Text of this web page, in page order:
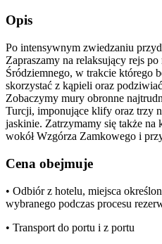
Opis
Po intensywnym zwiedzaniu
Zapraszamy na relaksujący rejs
Śródziemnego, w trakcie którego
skorzystać z kąpieli oraz
Zobaczymy mury obronne
Turcji, imponujące klify oraz trzy
jaskinie. Zatrzymamy się także
wokół Wzgórza Zamkowego i
Cena obejmuje
• Odbiór z hotelu, miejsca
wybranego podczas procesu
• Transport do portu i z portu